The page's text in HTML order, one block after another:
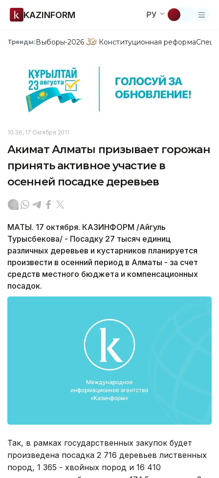
KAZINFORM РУ
Тренды:Выборы-2026 Конституционная реформа
10:36, 17 Октября 2011
Акимат Алматы призывает горожан
принять активное участие в
осенней посадке деревьев
МАТЫ. 17 октября. КАЗИНФОРМ /Айгуль
Турысбекова/ - Посадку 27 тысяч единиц
различных деревьев и кустарников планируется
произвести в осенний период в Алматы - за счет
средств местного бюджета и компенсационных
посадок.
Так, в рамках государственных закупок будет
произведена посадка 2 716 деревьев лиственных
пород, 1 365 - хвойных пород и 16 410